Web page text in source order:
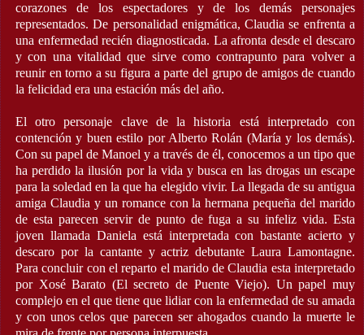
corazones de los espectadores y de los demás personajes
representados. De personalidad enigmática, Claudia se enfrenta a
una enfermedad recién diagnosticada. La afronta desde el descaro
y con una vitalidad que sirve como contrapunto para volver a
reunir en torno a su figura a parte del grupo de amigos de cuando
la felicidad era una estación más del año.
El otro personaje clave de la historia está interpretado con
contención y buen estilo por Alberto Rolán (María y los demás).
Con su papel de Manoel y a través de él, conocemos a un tipo que
ha perdido la ilusión por la vida y busca en las drogas un escape
para la soledad en la que ha elegido vivir. La llegada de su antigua
amiga Claudia y un romance con la hermana pequeña del marido
de esta parecen servir de punto de fuga a su infeliz vida. Esta
joven llamada Daniela está interpretada con bastante acierto y
descaro por la cantante y actriz debutante Laura Lamontagne.
Para concluir con el reparto el marido de Claudia esta interpretado
por Xosé Barato (El secreto de Puente Viejo). Un papel muy
complejo en el que tiene que lidiar con la enfermedad de su amada
y con unos celos que parecen ser ahogados cuando la muerte le